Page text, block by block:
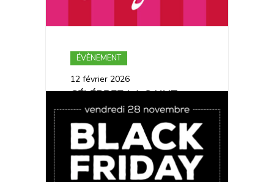
ÉVÈNEMENT
12 février 2026
CÉLÉBREZ LA SAINT-
VALENTIN AVEC LA
PIZZA DE NICO